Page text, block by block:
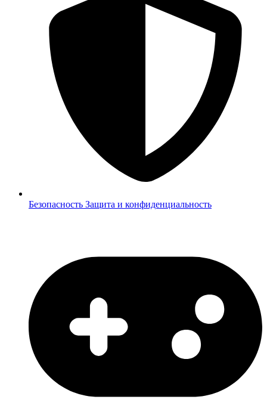
Безопасность Защита и конфиденциальность